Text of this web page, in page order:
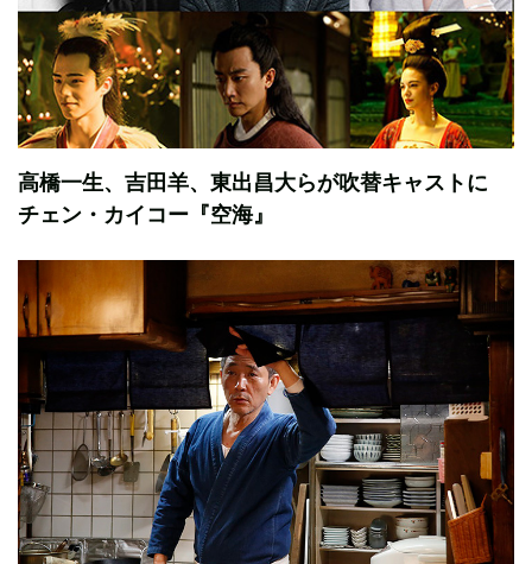
高橋一生、吉田羊、東出昌大らが吹替キャストに
チェン・カイコー『空海』